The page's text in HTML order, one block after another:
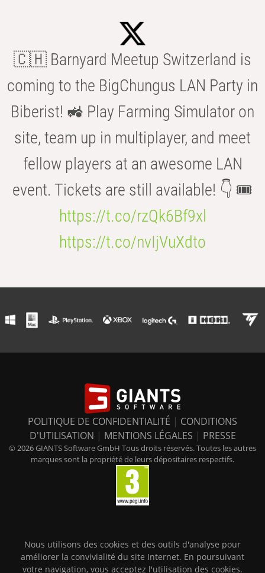
🇨🇭 Barnyard Meetup Switzerland is
coming to the BigChungus LAN Party in
Biberist! 🚜 Play Farming Simulator on
site, team up in multiplayer, and meet
fellow players at an awesome LAN
event. Tickets are still available! 👇 🎟️
https://t.co/rzQk6Bf9xl
https://t.co/nvIjVuXdto
POLITIQUE DE CONFIDENTIALITÉ | CONDITIONS
D'UTILISATION | MENTIONS LÉGALES | PRESSE
© 2026 GIANTS Software GmbH Tous droits réservés. Toutes les autres
marques sont la propriété de leurs dépositaires respectifs.
Nous utilisons des cookies et des outils d'analyse pour
améliorer la convivialité du site Internet. En poursuivant
votre navigation, vous acceptez l'utilisation des cookies.